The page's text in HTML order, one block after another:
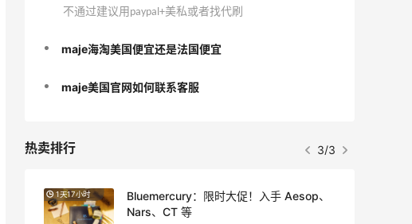
不通过建议用paypal+美私或者找代刷
maje海淘美国便宜还是法国便宜
maje美国官网如何联系客服
热卖排行 3/3
1天17小时
Bluemercury：限时大促！入手 Aesop、
Nars、CT 等